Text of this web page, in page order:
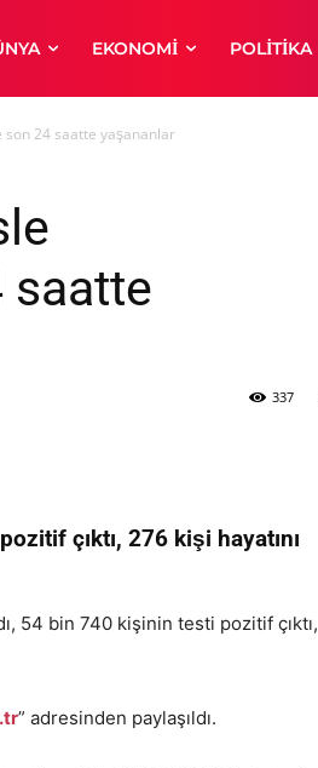
EKONOMI POLITIKA
son 24 saatte yaşananlar
saatte
337
çıktı, 276 kişi hayatını
54 bin 740 kişinin testi pozitif çıktı,
” adresinden paylaşıldı.